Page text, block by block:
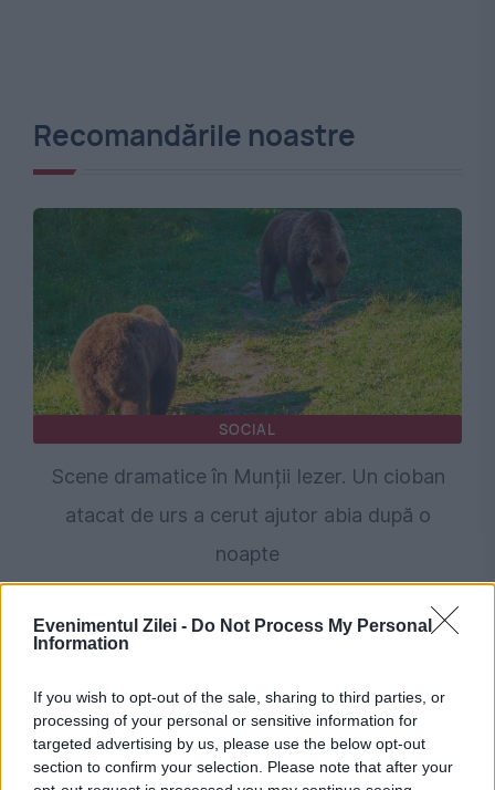
Evenimentul Zilei - Do Not Process My Personal
Information
If you wish to opt-out of the sale, sharing to third parties, or
processing of your personal or sensitive information for
targeted advertising by us, please use the below opt-out
section to confirm your selection. Please note that after your
Recomandările noastre
SOCIAL
Scene dramatice în Munții Iezer. Un cioban
atacat de urs a cerut ajutor abia după o
noapte